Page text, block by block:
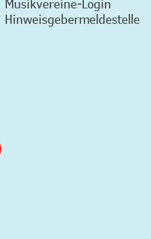
Musikvereine-Login
Hinweisgebermeldestelle